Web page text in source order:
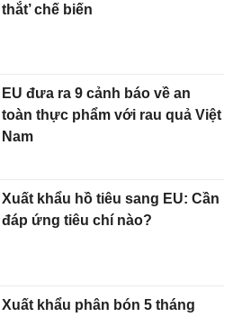
thắt’ chế biến
EU đưa ra 9 cảnh báo về an
toàn thực phẩm với rau quả Việt
Nam
Xuất khẩu hồ tiêu sang EU: Cần
đáp ứng tiêu chí nào?
Xuất khẩu phân bón 5 tháng